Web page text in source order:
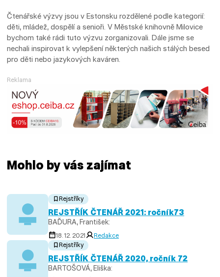
Čtenářské výzvy jsou v Estonsku rozdělené podle kategorií:
děti, mládež, dospělí a senioři. V Městské knihovně Milovice
bychom také rádi tuto výzvu zorganizovali. Dále jsme se
nechali inspirovat k vylepšení některých našich stálých besed
pro děti nebo jazykových kaváren.
Reklama
Mohlo by vás zajímat
Rejstříky
REJSTŘÍK ČTENÁŘ 2021: ročník73
BAĎURA, František:
18. 12. 2021
Redakce
Rejstříky
REJSTŘÍK ČTENÁŘ 2020, ročník 72
BARTOŠOVÁ, Eliška: